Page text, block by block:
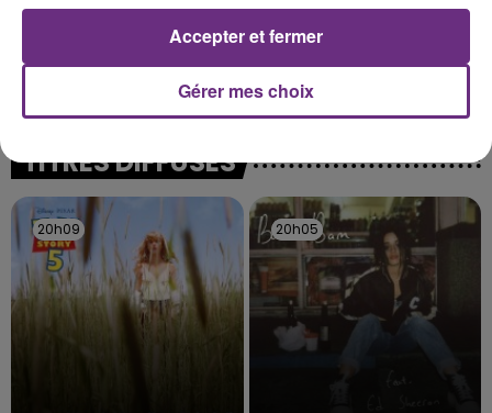
LE MAGASIN JOUÉCLUB DE REIMS FERME
SES PORTES
C'était l'une des institutions du centre-ville
rémois. Le magasin JouéClub est contraint de
TITRES DIFFUSÉS
20h09
20h09 20h05
20h05
Gérer mes choix
Accepter et fermer